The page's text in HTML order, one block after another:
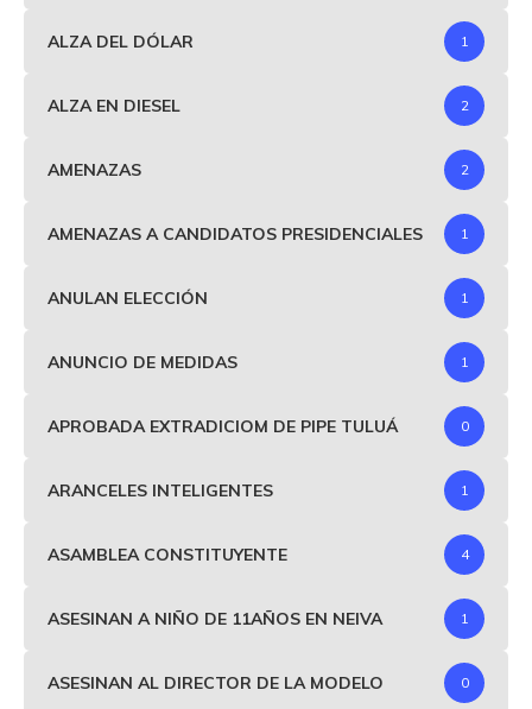
ALZA DEL DÓLAR 1
ALZA EN DIESEL 2
AMENAZAS 2
AMENAZAS A CANDIDATOS PRESIDENCIALES 1
ANULAN ELECCIÓN 1
ANUNCIO DE MEDIDAS 1
APROBADA EXTRADICIOM DE PIPE TULUÁ 0
ARANCELES INTELIGENTES 1
ASAMBLEA CONSTITUYENTE 4
ASESINAN A NIÑO DE 11AÑOS EN NEIVA 1
ASESINAN AL DIRECTOR DE LA MODELO 0